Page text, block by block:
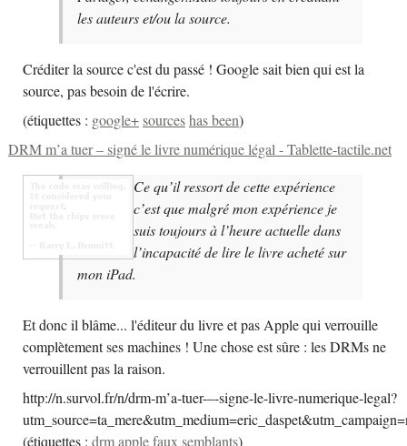
les auteurs et/ou la source.
Créditer la source c'est du passé ! Google sait bien qui est la
source, pas besoin de l'écrire.
(étiquettes : google+sourceshas been)
DRM m’a tuer – signé le livre numérique légal - Tablette-tactile.net
Ce qu’il ressort de cette expérience
c’est que malgré mon expérience je
suis toujours à l’heure actuelle dans
l’incapacité de lire le livre acheté sur
mon iPad.
Et donc il blâme... l'éditeur du livre et pas Apple qui verrouille
complètement ses machines ! Une chose est sûre : les DRMs ne
verrouillent pas la raison.
http://n.survol.fr/n/drm-m’a-tuer-–-signe-le-livre-numerique-legal?
(étiquettes : drmapplefaux semblants)